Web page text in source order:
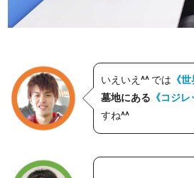
いえいえ^^ では 《
墓地にある 《コジ
すね^^